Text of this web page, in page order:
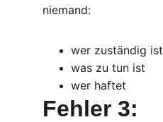
niemand:
wer zuständig ist
was zu tun ist
wer haftet
Fehler 3: